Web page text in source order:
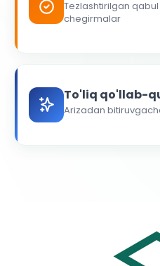
Tezlashtirilgan
chegirmalar
To'liq qo'llab-
Arizadan